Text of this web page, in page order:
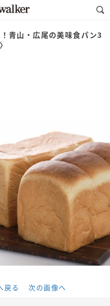
青山・広尾の美味食パン3
戻る 次の画像へ